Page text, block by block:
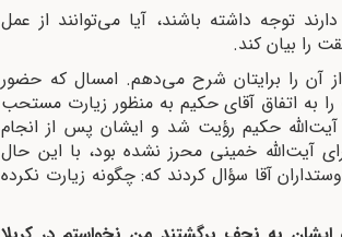
توجه داشته باشند، آیا می‌توانند از عمل
را بیان کند.
آن را برایتان شرح می‌دهم. امسال که حضور
به اتفاق آقای حکیم به منظور زیارت مستحب
حکیم رؤیت شد و ایشان پس از انجام
آیت‌الله خمینی محرز نشده بود، با این حال
آقا سؤال کردند که: چگونه زیارت نکرده